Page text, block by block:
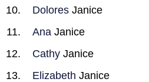
Dolores Janice
Ana Janice
Cathy Janice
Elizabeth Janice